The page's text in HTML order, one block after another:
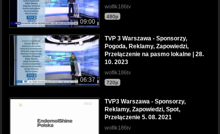
09:00
wolfik186tv
480p
06:37
TVP 3 Warszawa - Sponsorzy,
Pogoda, Reklamy, Zapowiedzi,
Przełączenie na pasmo lokalne | 28.
10. 2023
wolfik186tv
720p
TVP3 Warszawa - Sponsorzy,
Reklamy, Zapowiedzi, Spot,
Przełączenie 5. 08. 2021
wolfik186tv